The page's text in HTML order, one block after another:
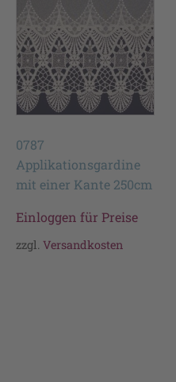
0787
Applikationsgardine
mit einer Kante 250cm
Einloggen für Preise
zzgl. Versandkosten